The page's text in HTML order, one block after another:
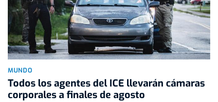
MUNDO
Todos los agentes del ICE llevarán cámaras
corporales a finales de agosto